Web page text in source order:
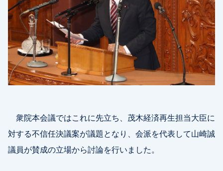
衆院本会議ではこれに先立ち、茂木経済再生担当大臣に
対する不信任決議案が議題となり、会派を代表して山崎誠
議員が賛成の立場から討論を行いました。